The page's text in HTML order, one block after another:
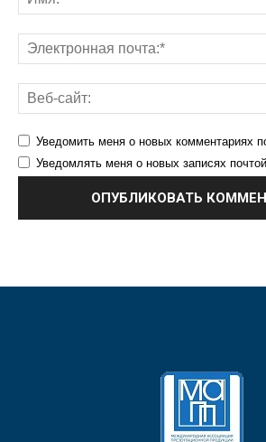
Уведомить меня о новых комментариях
Уведомлять меня о новых записях